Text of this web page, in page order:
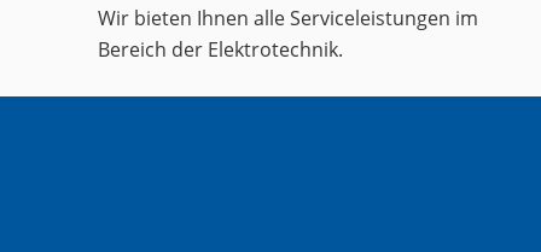
Wir bieten Ihnen alle Serviceleistungen im
Bereich der Elektrotechnik.